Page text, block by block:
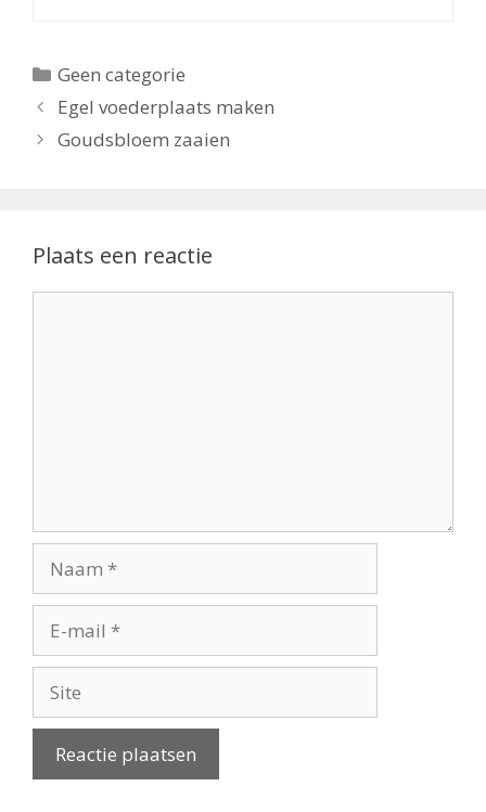
Categorieën
Geen categorie
Egel voederplaats maken
Goudsbloem zaaien
Plaats een reactie
mail